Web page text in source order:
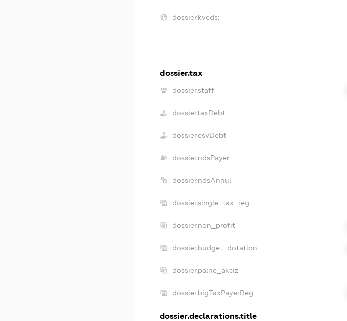
dossier.kveds:
dossier.tax
dossier.staff
dossier.taxDebt
dossier.esvDebt
dossier.ndsPayer
dossier.ndsAnnul
dossier.single_tax_reg
dossier.non_profit
dossier.budget_dotation
dossier.palne_akciz
dossier.bigTaxPayerReg
dossier.declarations.title